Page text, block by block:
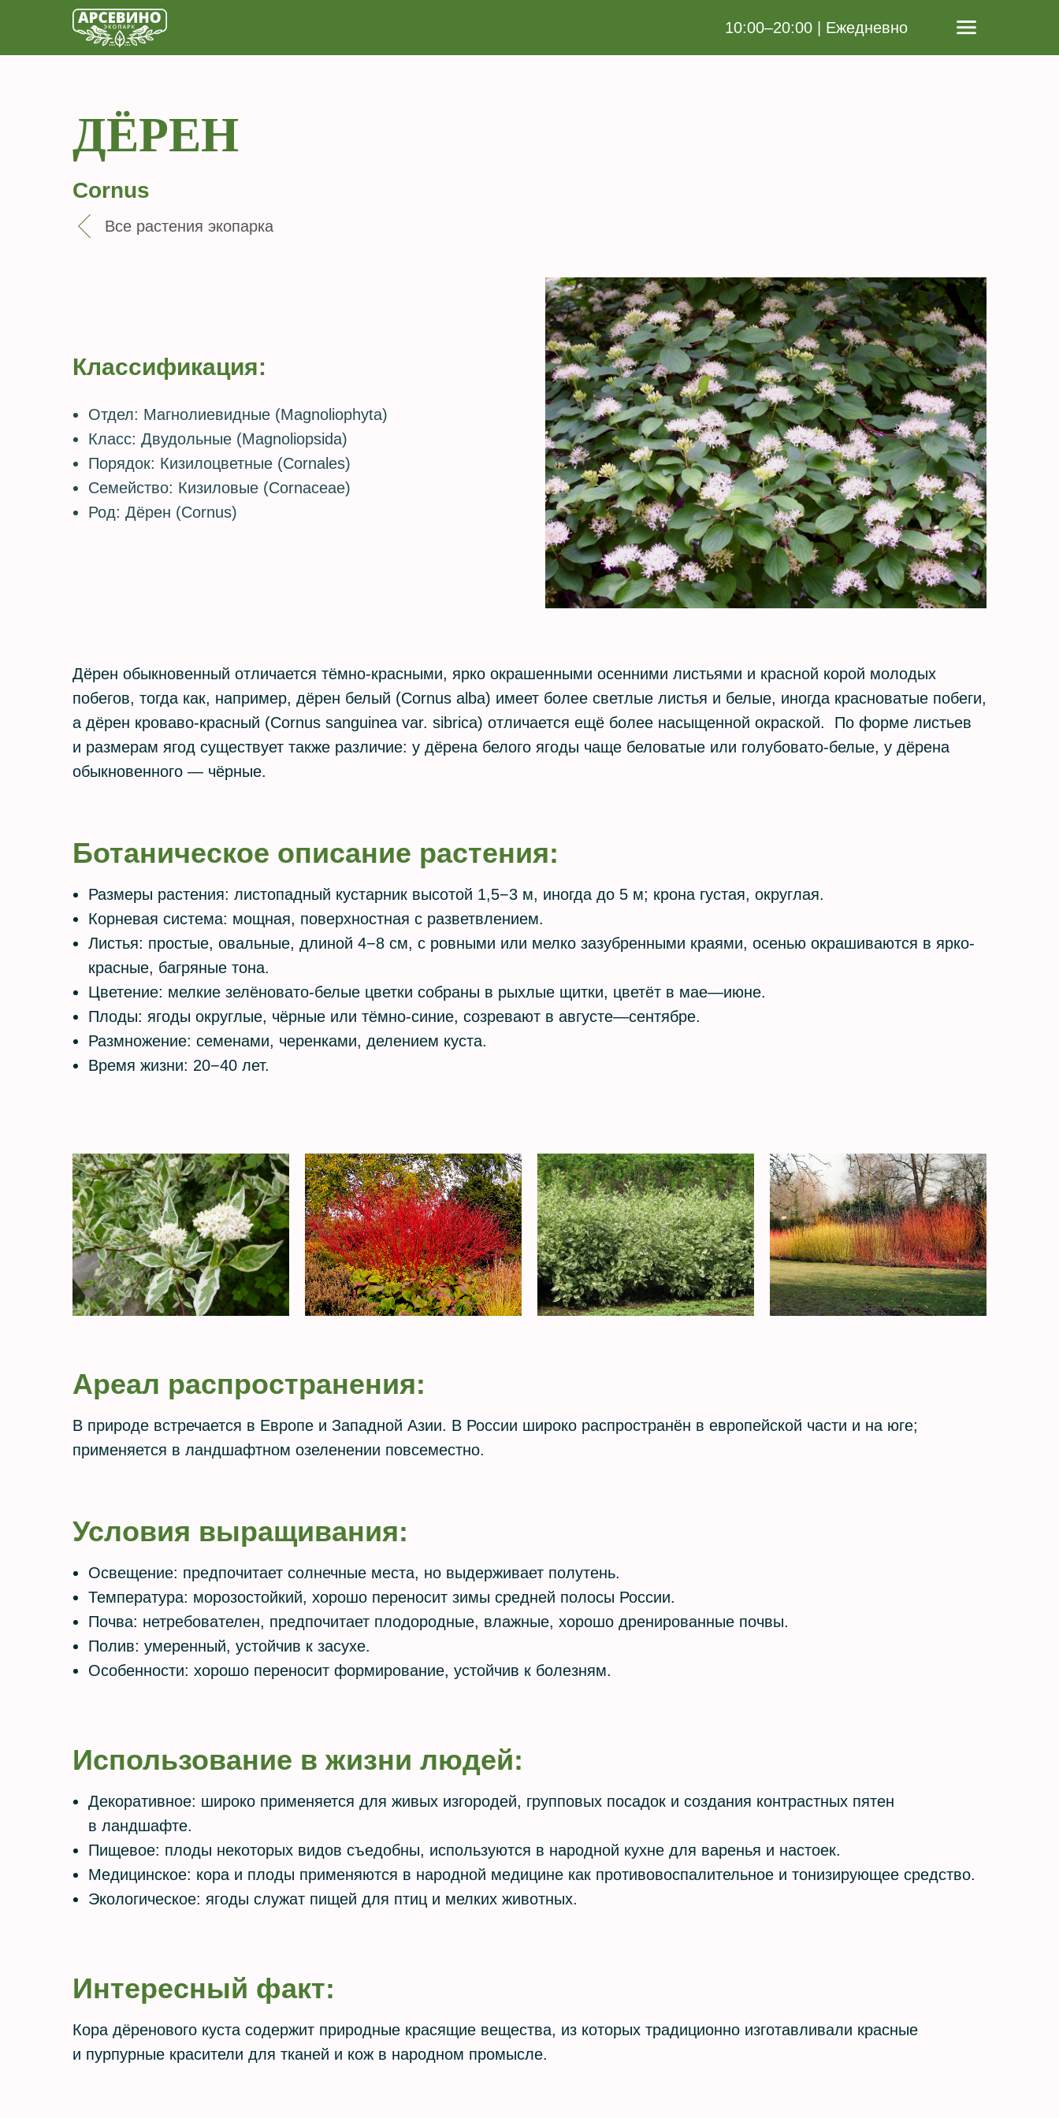
10:00–20:00 | Ежедневно
ДЁРЕН
Cornus
Все растения экопарка
Классификация:
Отдел: Магнолиевидные (Magnoliophyta)
Класс: Двудольные (Magnoliopsida)
Порядок: Кизилоцветные (Cornales)
Семейство: Кизиловые (Cornaceae)
Род: Дёрен (Cornus)
Дёрен обыкновенный отличается тёмно-красными, ярко окрашенными осенними листьями и красной корой молодых
побегов, тогда как, например, дёрен белый (Cornus alba) имеет более светлые листья и белые, иногда красноватые побеги,
а дёрен кроваво-красный (Cornus sanguinea var. sibrica) отличается ещё более насыщенной окраской. По форме листьев
и размерам ягод существует также различие: у дёрена белого ягоды чаще беловатые или голубовато-белые, у дёрена
обыкновенного — чёрные.
Ботаническое описание растения:
Размеры растения: листопадный кустарник высотой 1,5−3 м, иногда до 5 м; крона густая, округлая.
Корневая система: мощная, поверхностная с разветвлением.
Листья: простые, овальные, длиной 4−8 см, с ровными или мелко зазубренными краями, осенью окрашиваются в ярко-
красные, багряные тона.
Цветение: мелкие зелёновато-белые цветки собраны в рыхлые щитки, цветёт в мае—июне.
Плоды: ягоды округлые, чёрные или тёмно-синие, созревают в августе—сентябре.
Размножение: семенами, черенками, делением куста.
Время жизни: 20−40 лет.
Ареал распространения:
В природе встречается в Европе и Западной Азии. В России широко распространён в европейской части и на юге;
применяется в ландшафтном озеленении повсеместно.
Условия выращивания:
Освещение: предпочитает солнечные места, но выдерживает полутень.
Температура: морозостойкий, хорошо переносит зимы средней полосы России.
Почва: нетребователен, предпочитает плодородные, влажные, хорошо дренированные почвы.
Полив: умеренный, устойчив к засухе.
Особенности: хорошо переносит формирование, устойчив к болезням.
Использование в жизни людей:
Декоративное: широко применяется для живых изгородей, групповых посадок и создания контрастных пятен
в ландшафте.
Пищевое: плоды некоторых видов съедобны, используются в народной кухне для варенья и настоек.
Медицинское: кора и плоды применяются в народной медицине как противовоспалительное и тонизирующее средство.
Экологическое: ягоды служат пищей для птиц и мелких животных.
Интересный факт:
Кора дёренового куста содержит природные красящие вещества, из которых традиционно изготавливали красные
и пурпурные красители для тканей и кож в народном промысле.